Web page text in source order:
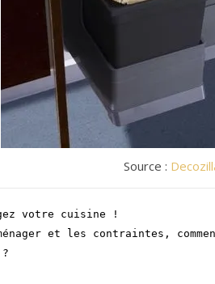
Source :
votre cuisine !
et les contraintes,